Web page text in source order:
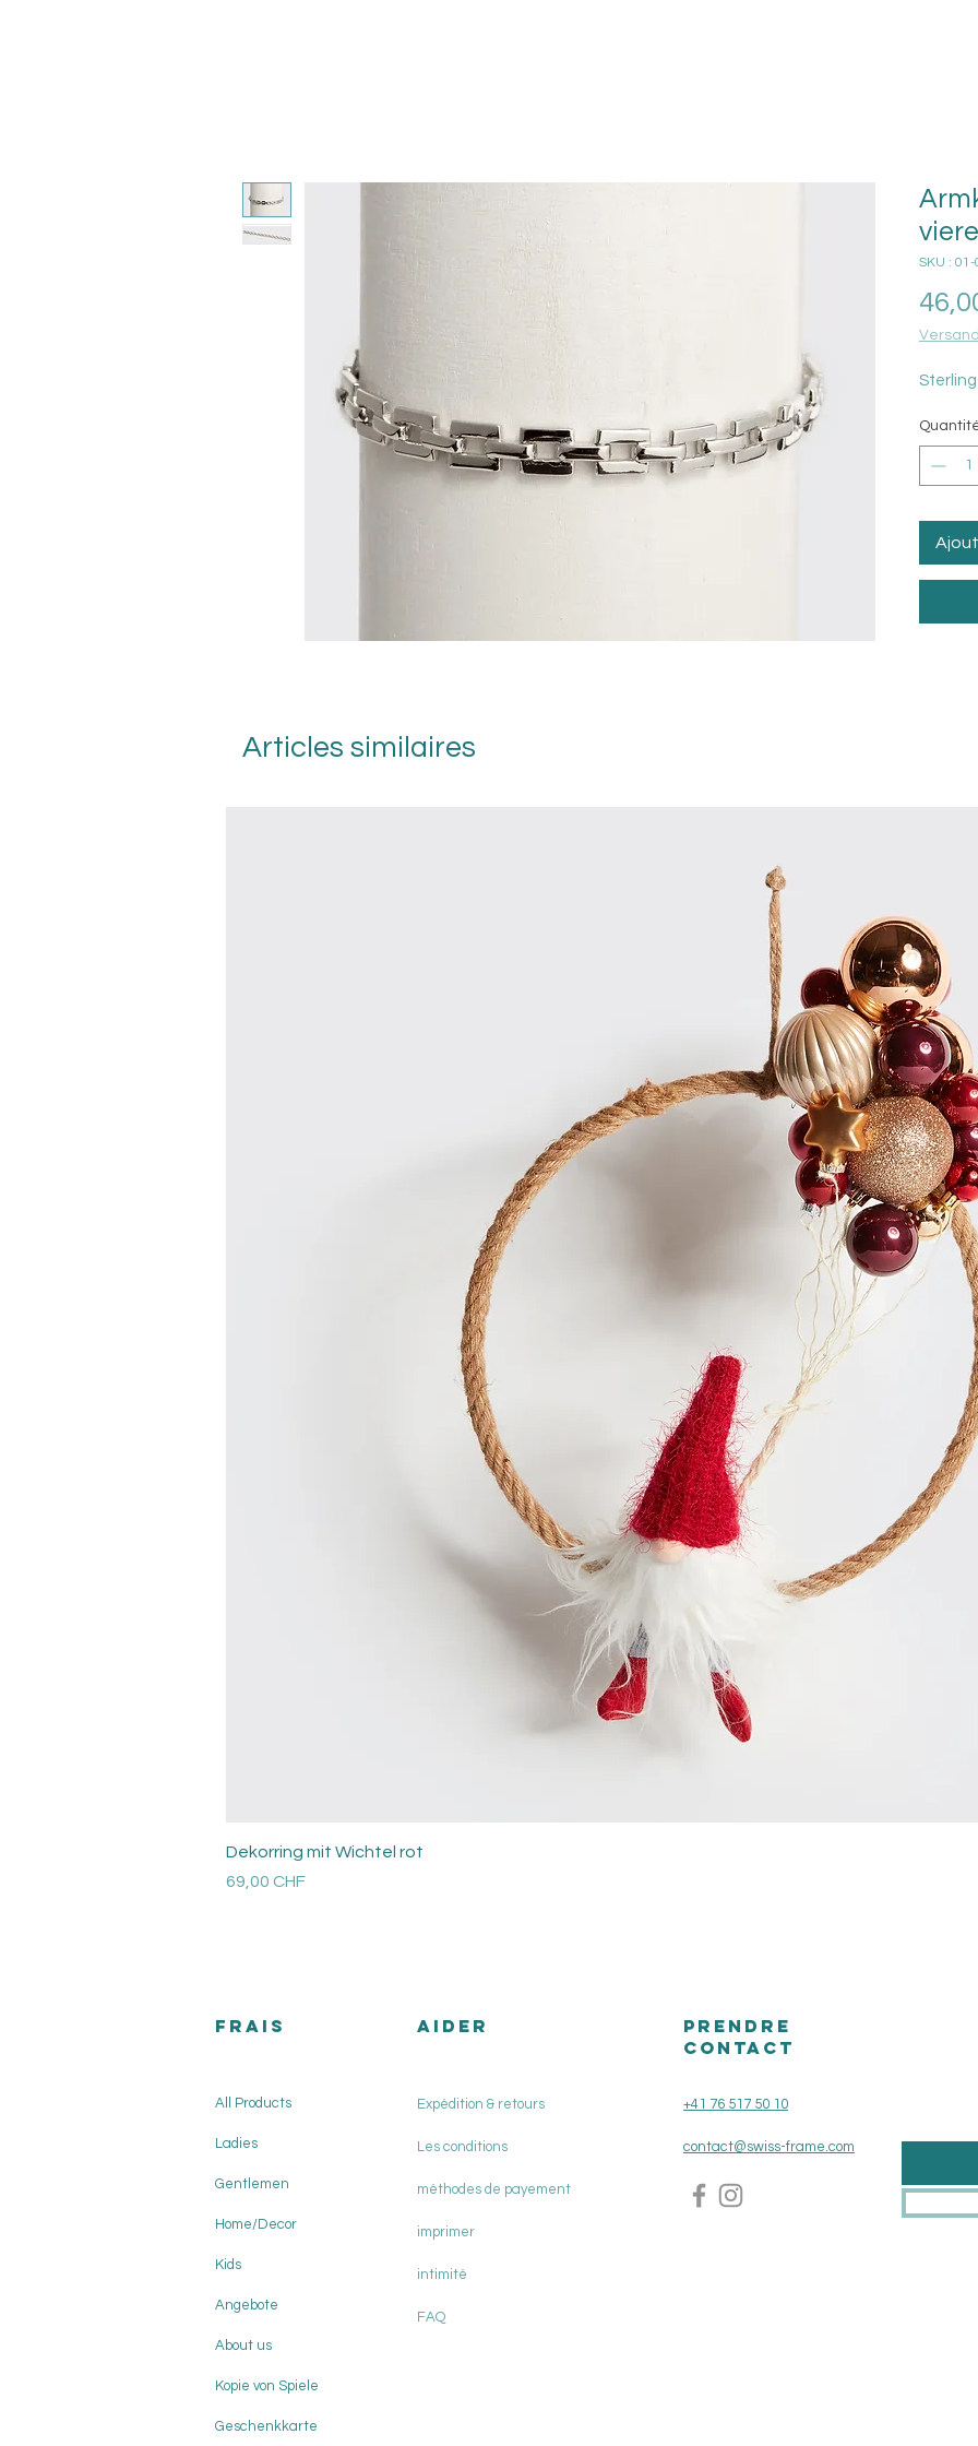
SKU :
Sterling
Articles similaires
Dekorring mit Wichtel rot
Prix
69,00 CHF
FRAIS
All Products
Ladies
Gentlemen
Home/Decor
Kids
Angebote
About us
Kopie von Spiele
Geschenkkarte
AIDER
Expédition & retours
Les conditions
méthodes de payement
imprimer
intimité
FAQ
PRENDRE
CONTACT
+41 76 517 50 10
contact@swiss-frame.com